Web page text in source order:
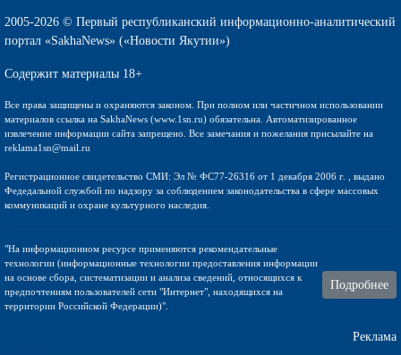
2005-2026 © Первый республиканский информационно-аналитический
портал «SakhaNews» («Новости Якутии»)
Содержит материалы 18+
Все права защищены и охраняются законом. При полном или частичном использовании
материалов ссылка на SakhaNews (www.1sn.ru) обязательна. Автоматизированное
извлечение информации сайта запрещено. Все замечания и пожелания присылайте на
reklama1sn@mail.ru
Регистрационное свидетельство СМИ: Эл № ФС77-26316 от 1 декабря 2006 г. , выдано
Федедальной службой по надзору за соблюдением законодательства в сфере массовых
коммуникаций и охране культурного наследия.
"На информационном ресурсе применяются рекомендательные
технологии (информационные технологии предоставления информации
на основе сбора, систематизации и анализа сведений, относящихся к
предпочтениям пользователей сети "Интернет", находящихся на
территории Российской Федерации)".
Подробнее
Реклама